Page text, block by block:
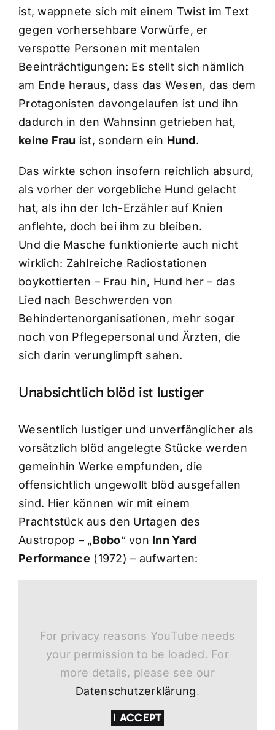
ist, wappnete sich mit einem Twist im Text
gegen vorhersehbare Vorwürfe, er
verspotte Personen mit mentalen
Beeinträchtigungen: Es stellt sich nämlich
am Ende heraus, dass das Wesen, das dem
Protagonisten davongelaufen ist und ihn
dadurch in den Wahnsinn getrieben hat,
keine Frau ist, sondern ein Hund.
Das wirkte schon insofern reichlich absurd,
als vorher der vorgebliche Hund gelacht
hat, als ihn der Ich-Erzähler auf Knien
anflehte, doch bei ihm zu bleiben.
Und die Masche funktionierte auch nicht
wirklich: Zahlreiche Radiostationen
boykottierten – Frau hin, Hund her – das
Lied nach Beschwerden von
Behindertenorganisationen, mehr sogar
noch von Pflegepersonal und Ärzten, die
sich darin verunglimpft sahen.
Unabsichtlich blöd ist lustiger
Wesentlich lustiger und unverfänglicher als
vorsätzlich blöd angelegte Stücke werden
gemeinhin Werke empfunden, die
offensichtlich ungewollt blöd ausgefallen
sind. Hier können wir mit einem
Prachtstück aus den Urtagen des
Austropop – „Bobo“ von Inn Yard
Performance (1972) – aufwarten:
For privacy reasons YouTube needs
your permission to be loaded. For
more details, please see our
Datenschutzerklärung.
I ACCEPT